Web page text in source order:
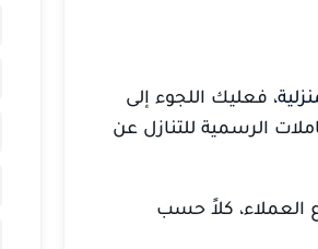
، فعليك اللجوء إلى
الرسمية للتنازل عن
العملاء، كلاً حسب